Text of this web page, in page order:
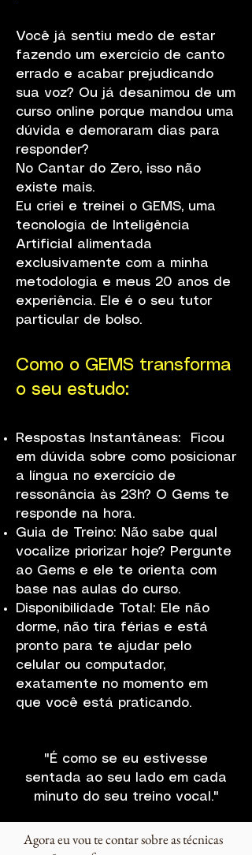
Você já sentiu medo de estar
fazendo um exercício de canto
errado e acabar prejudicando
sua voz? Ou já desanimou de um
curso online porque mandou uma
dúvida e demoraram dias para
responder?
No Cantar do Zero, isso não
existe mais.
Eu criei e treinei o GEMS, uma
tecnologia de Inteligência
Artificial alimentada
exclusivamente com a minha
metodologia e meus 20 anos de
experiência. Ele é o seu tutor
particular de bolso.
Como o GEMS transforma
o seu estudo:
Respostas Instantâneas: Ficou
em dúvida sobre como posicionar
a língua no exercício de
ressonância às 23h? O Gems te
responde na hora.
Guia de Treino: Não sabe qual
vocalize priorizar hoje? Pergunte
ao Gems e ele te orienta com
base nas aulas do curso.
Disponibilidade Total: Ele não
dorme, não tira férias e está
pronto para te ajudar pelo
celular ou computador,
exatamente no momento em
que você está praticando.
"É como se eu estivesse
sentada ao seu lado em cada
minuto do seu treino vocal."
Agora eu vou te contar sobre as técnicas